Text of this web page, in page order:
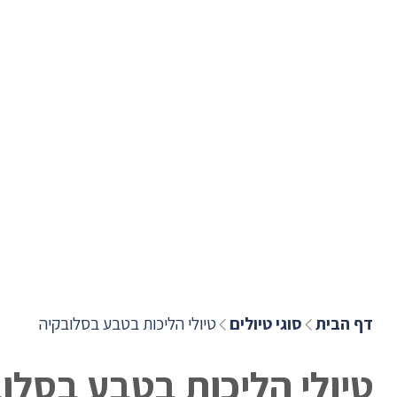
דף הבית סוגי טיולים טיולי הליכות בטבע בסלובקיה
טיולי הליכות בטבע